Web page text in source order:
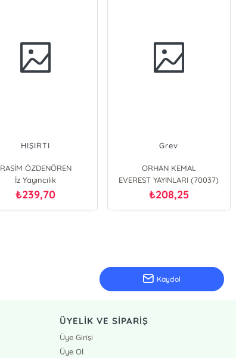
HIŞIRTI
RASİM ÖZDENÖREN
İz Yayıncılık
₺239,70
Grev
ORHAN KEMAL
EVEREST YAYINLARI (70037)
₺208,25
Kaydol
ÜYELİK VE SİPARİŞ
Üye Girişi
Üye Ol